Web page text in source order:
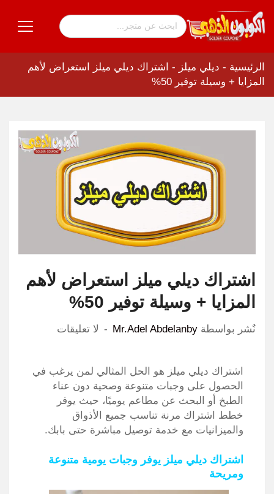
الرئيسية - ديلي ميلز - اشتراك ديلي ميلز استعراض لأهم
المزايا + وسيلة توفير 50%
اشتراك ديلي ميلز استعراض لأهم
المزايا + وسيلة توفير 50%
نٌشر بواسطة Mr.Adel Abdelanby لا تعليقات
اشتراك ديلي ميلز هو الحل المثالي لمن يرغب في
الحصول على وجبات متنوعة وصحية دون عناء
الطبخ أو البحث عن مطاعم يوميًا، حيث يوفر
خطط اشتراك مرنة تناسب جميع الأذواق
والميزانيات مع خدمة توصيل مباشرة حتى بابك.
اشتراك ديلي ميلز يوفر وجبات يومية متنوعة
ومريحة